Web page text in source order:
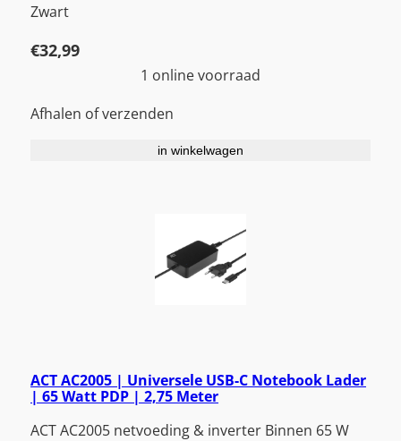
Zwart
€32,99
1 online voorraad
Afhalen of verzenden
in winkelwagen
ACT AC2005 | Universele USB-C Notebook Lader
| 65 Watt PDP | 2,75 Meter
ACT AC2005 netvoeding & inverter Binnen 65 W